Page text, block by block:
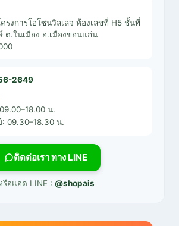
รงการโอโซนวิลเลจ ห้องเลขที่ H5 ชั้นที่
ต.ในเมือง อ.เมืองขอนแก่น
2649
น.
: 09.30–18.30 น.
ติดต่อเรา ทาง LINE
รือแอด LINE : @shopais